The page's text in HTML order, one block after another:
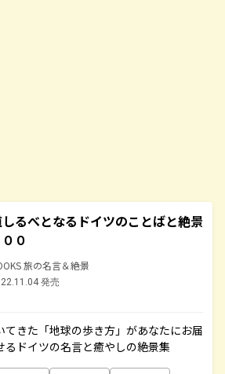
るべとなるドイツのことばと絶景
０
旅の名言＆絶景
発売
てきた「地球の歩き方」があなたにお届
るドイツの名言と癒やしの絶景集